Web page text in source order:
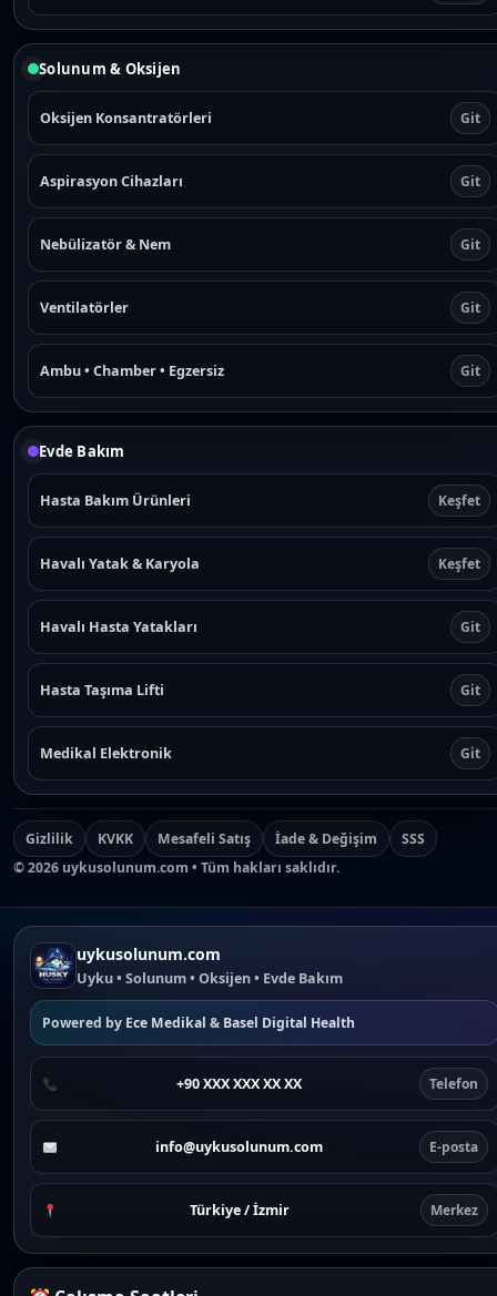
Solunum & Oksijen
Oksijen Konsantratörleri Git
Aspirasyon Cihazları Git
Nebülizatör & Nem Git
Ventilatörler Git
Ambu • Chamber • Egzersiz Git
Evde Bakım
Hasta Bakım Ürünleri Keşfet
Havalı Yatak & Karyola Keşfet
Havalı Hasta Yatakları Git
Hasta Taşıma Lifti Git
Medikal Elektronik Git
Gizlilik KVKK Mesafeli Satış İade & Değişim
SSS
©2026 uykusolunum.com • Tüm hakları saklıdır.
uykusolunum.com
Uyku • Solunum • Oksijen • Evde Bakım
Powered by Ece Medikal & Basel Digital Health
+90 XXX XXX XX XX Telefon
info@uykusolunum.com E-posta
Türkiye / İzmir Merkez